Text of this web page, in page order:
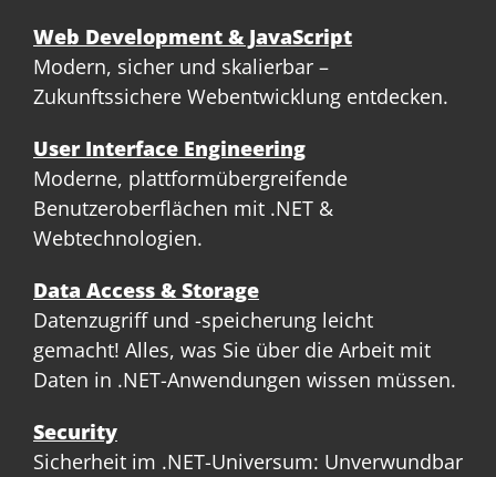
Web Development & JavaScript
Modern, sicher und skalierbar –
Zukunftssichere Webentwicklung entdecken.
User Interface Engineering
Moderne, plattformübergreifende
Benutzeroberflächen mit .NET &
Webtechnologien.
Data Access & Storage
Datenzugriff und -speicherung leicht
gemacht! Alles, was Sie über die Arbeit mit
Daten in .NET-Anwendungen wissen müssen.
Security
Sicherheit im .NET-Universum: Unverwundbar